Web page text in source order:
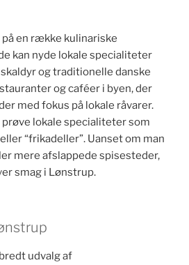
en række kulinariske
kan nyde lokale specialiteter
og traditionelle danske
og caféer i byen, der
med fokus på lokale råvarer.
prøve lokale specialiteter som
“frikadeller”. Uanset om man
mere afslappede spisesteder,
smag i Lønstrup.
udvalg af